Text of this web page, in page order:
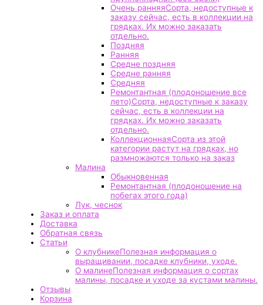
Очень ранняяСорта, недоступные к
заказу сейчас, есть в коллекции на
грядках. Их можно заказать
отдельно.
Поздняя
Ранняя
Средне поздняя
Средне ранняя
Средняя
Ремонтантная (плодоношение все
лето)Сорта, недоступные к заказу
сейчас, есть в коллекции на
грядках. Их можно заказать
отдельно.
КоллекционнаяСорта из этой
категории растут на грядках, но
размножаются только на заказ
Малина
Обыкновенная
Ремонтантная (плодоношение на
побегах этого года)
Лук, чеснок
Заказ и оплата
Доставка
Обратная связь
Статьи
О клубникеПолезная информация о
выращивании, посадке клубники, уходе.
О малинеПолезная информация о сортах
малины, посадке и уходе за кустами малины.
Отзывы
Корзина